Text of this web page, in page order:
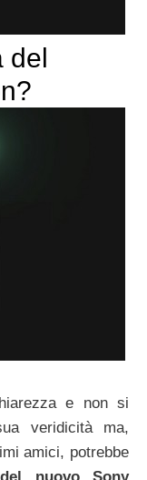
del
e non si
veridicità ma,
amici, potrebbe